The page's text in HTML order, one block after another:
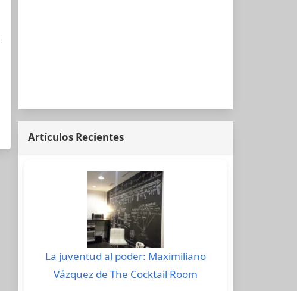
Artículos Recientes
La juventud al poder: Maximiliano
Vázquez de The Cocktail Room